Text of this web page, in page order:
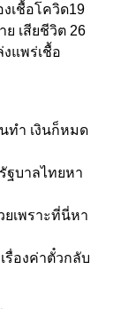
เชื้อโควิด19
เสียชีวิต 26
แพร่เชื้อ
ทำ เงินก็หมด
ฐบาลไทยหา
เพราะที่นี่หา
รื่องค่าตั๋วกลับ